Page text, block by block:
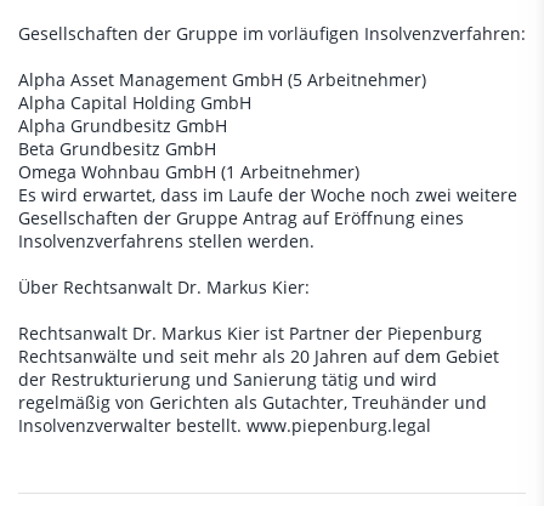
Gesellschaften der Gruppe im vorläufigen Insolvenzverfahren:
Alpha Asset Management GmbH (5 Arbeitnehmer)
Alpha Capital Holding GmbH
Alpha Grundbesitz GmbH
Beta Grundbesitz GmbH
Omega Wohnbau GmbH (1 Arbeitnehmer)
Es wird erwartet, dass im Laufe der Woche noch zwei weitere
Gesellschaften der Gruppe Antrag auf Eröffnung eines
Insolvenzverfahrens stellen werden.
Über Rechtsanwalt Dr. Markus Kier:
Rechtsanwalt Dr. Markus Kier ist Partner der Piepenburg
Rechtsanwälte und seit mehr als 20 Jahren auf dem Gebiet
der Restrukturierung und Sanierung tätig und wird
regelmäßig von Gerichten als Gutachter, Treuhänder und
Insolvenzverwalter bestellt. www.piepenburg.legal